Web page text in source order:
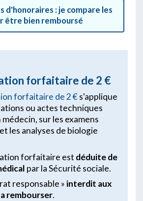
d'honoraires : je compare les
être bien remboursé
forfaitaire de 2 €
forfaitaire de 2 €s'applique
ou actes techniques
sur les examens
les analyses de biologie
forfaitaire est déduite de
par la Sécurité sociale.
responsable » interdit aux
rembourser.